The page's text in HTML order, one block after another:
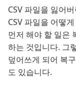
CSV 파일을 잃어
CSV 파일을 어떻
먼저 해야 할 일은
하는 것입니다. 그
덮어쓰게 되어 복
도 있습니다.